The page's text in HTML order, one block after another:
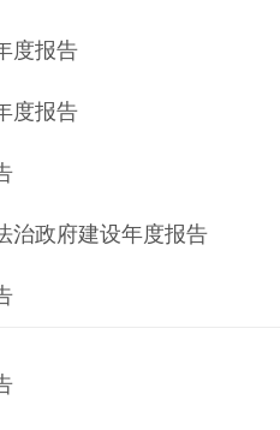
度报告
度报告
治政府建设年度报告